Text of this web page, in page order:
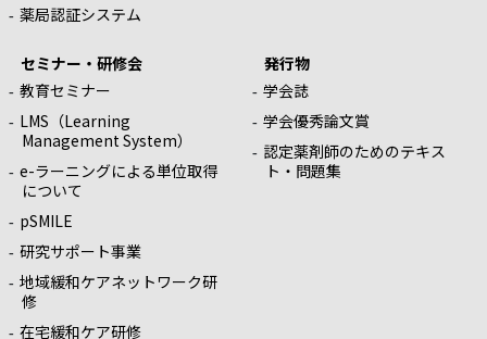
薬局認証システム
セミナー・研修会
教育セミナー
LMS（Learning
Management System）
e-ラーニングによる単位取得
について
pSMILE
研究サポート事業
地域緩和ケアネットワーク研
修
在宅緩和ケア研修
発行物
学会誌
学会優秀論文賞
認定薬剤師のためのテキス
ト・問題集